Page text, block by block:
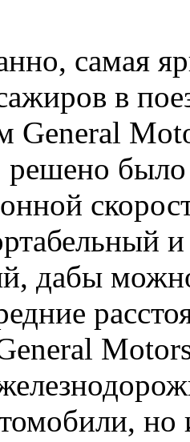
самая
в
General
было
и
дабы